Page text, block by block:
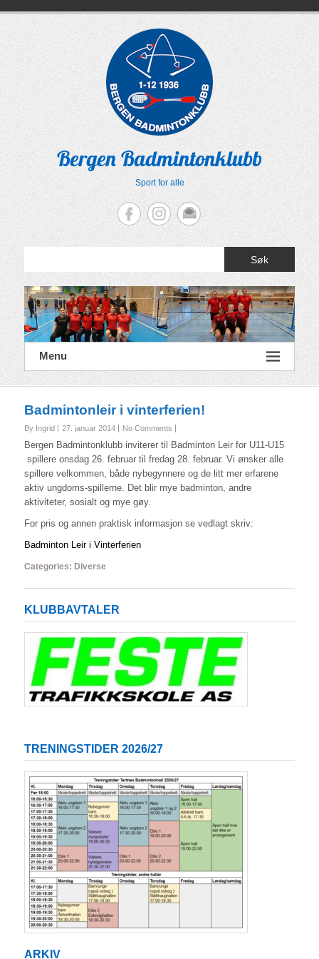
Bergen Badmintonklubb
Sport for alle
Søk
Menu
Badmintonleir i vinterferien!
By Ingrid 27. januar 2014 No Comments
Bergen Badmintonklubb inviterer til Badminton Leir for U11-U15
spillere onsdag 26. februar til fredag 28. februar. Vi ønsker alle
spillere velkommen, både nybegynnere og de litt mer erfarene
aktiv ungdoms-spillerne. Det blir mye badminton, andre
aktiviteter, sosialt og mye gøy.
For pris og annen praktisk informasjon se vedlagt skriv:
Badminton Leir i Vinterferien
Categories: Diverse
KLUBBAVTALER
TRENINGSTIDER 2026/27
ARKIV